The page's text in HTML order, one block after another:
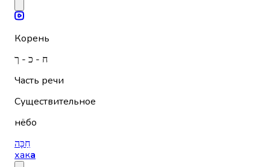
Корень
ח - כ - ך
Часть речи
Существительное
нёбо
חַכָּה
хака